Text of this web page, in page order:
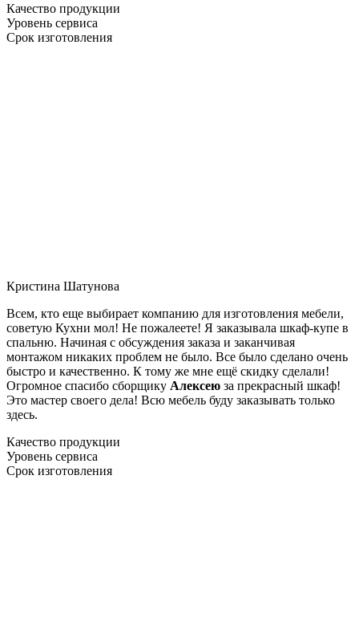
Качество продукции
Уровень сервиса
Срок изготовления
Кристина Шатунова
Всем, кто еще выбирает компанию для изготовления мебели,
советую Кухни мол! Не пожалеете! Я заказывала шкаф-купе в
спальню. Начиная с обсуждения заказа и заканчивая
монтажом никаких проблем не было. Все было сделано очень
быстро и качественно. К тому же мне ещё скидку сделали!
Огромное спасибо сборщику Алексею за прекрасный шкаф!
Это мастер своего дела! Всю мебель буду заказывать только
здесь.
Качество продукции
Уровень сервиса
Срок изготовления